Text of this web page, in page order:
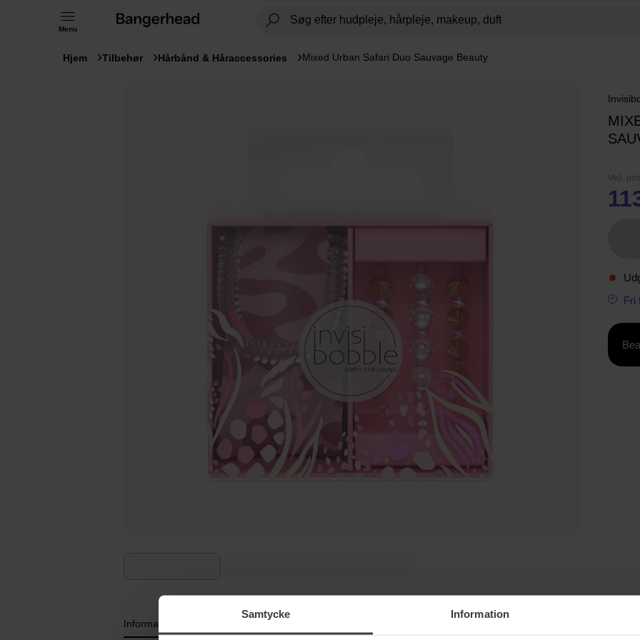
Samtycke Information
Menu
Hjem Tilbehør Hårbånd & Håraccessories Mixed Urban Safari Duo Sauvage Beauty
Vejl.
Fri
Information